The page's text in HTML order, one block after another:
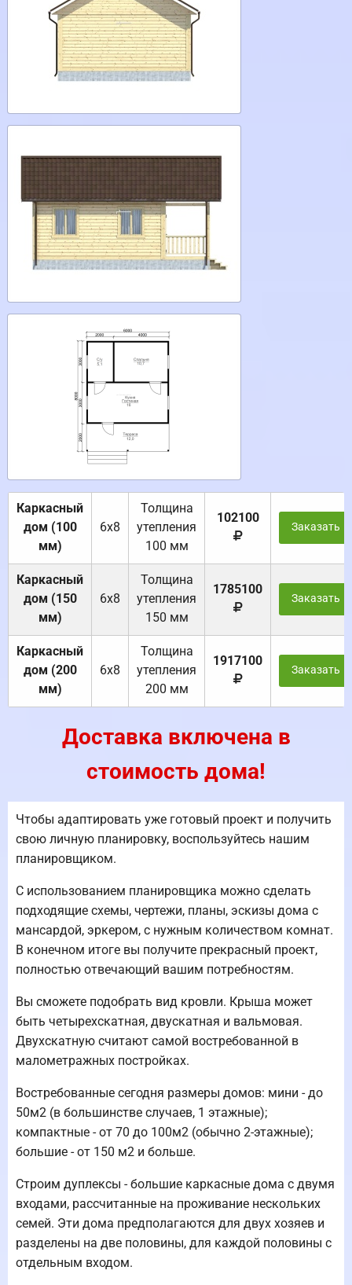
Каркасный
дом (100
мм)
6х8
Толщина
утепления
100 мм
102100
Заказать
Каркасный
дом (150
мм)
6х8
Толщина
утепления
150 мм
1785100
Заказать
Каркасный
дом (200
мм)
6х8
Толщина
утепления
200 мм
1917100
Заказать
Доставка включена в
стоимость дома!
Чтобы адаптировать уже готовый проект и получить
свою личную планировку, воспользуйтесь нашим
планировщиком.
С использованием планировщика можно сделать
подходящие схемы, чертежи, планы, эскизы дома с
мансардой, эркером, с нужным количеством комнат.
В конечном итоге вы получите прекрасный проект,
полностью отвечающий вашим потребностям.
Вы сможете подобрать вид кровли. Крыша может
быть четырехскатная, двускатная и вальмовая.
Двухскатную считают самой востребованной в
малометражных постройках.
Востребованные сегодня размеры домов: мини - до
50м2 (в большинстве случаев, 1 этажные);
компактные - от 70 до 100м2 (обычно 2-этажные);
большие - от 150 м2 и больше.
Строим дуплексы - большие каркасные дома с двумя
входами, рассчитанные на проживание нескольких
семей. Эти дома предполагаются для двух хозяев и
разделены на две половины, для каждой половины с
отдельным входом.